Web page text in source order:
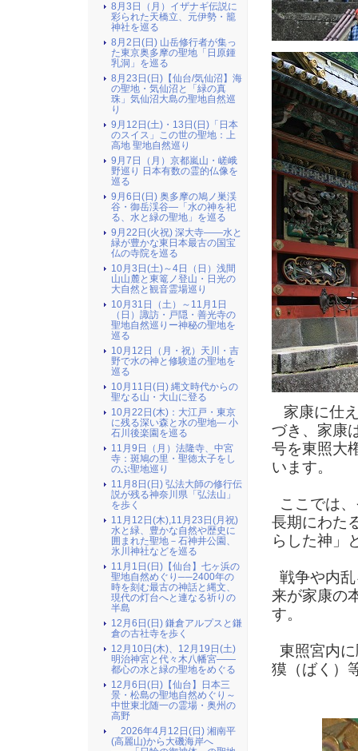
家康に仕
づき、家康
号を東照大
います。
ここでは
長期にわた
らした神」
戦争や内
来が家康の
す。
東照宮内
獏（ばく）
8月3日（月）イザナギ伝説に
彩られた天橋立、元伊勢・籠
神社を巡る
8月2日(日) 山岳修行者が集っ
た東京奥多摩の聖地「日原鍾
乳洞」を巡る
8月23日(日)【仙台/気仙沼】海
の聖地・気仙沼と「緑の真
珠」気仙沼大島の聖地自然巡
り
9月12日(土)・13日(日)「日本
のスイス」この世の聖地：上
高地 聖地自然巡り
9月7日（月）京都嵐山・嵯峨
野巡り 日本有数の霊的仏像を
巡る
9月6日(日) 奥多摩の鳩ノ巣渓
谷・御岳渓谷―「水の神を祀
る、水と緑の聖地」を巡る
9月22日(火祝) 深大寺――水と
緑が豊かな東日本最古の国宝
仏の寺院を巡る
10月3日(土)～4日（日）浅間
山山麓と東篭ノ登山・日光の
大自然と観音霊場巡り
10月31日（土）～11月1日
（日）諏訪・戸隠・善光寺の
聖地自然巡りー神秘の聖地を
巡る
10月12日（月・祝）天川・吉
野で水の神と修験道の聖地を
巡る
10月11日(日) 縄文時代からの
聖なる山・大山に登る
10月22日(木)：大江戸・東京
に残る深い森と水の聖地― 小
石川後楽園を巡る
11月9日（月）法隆寺、中宮
寺：斑鳩の里・聖徳太子をし
のぶ聖地巡り
11月8日(日) 弘法大師の修行伝
説が残る神奈川県「弘法山」
を歩く
11月12日(木),11月23日(月祝)
水と緑、豊かな自然や歴史に
囲まれた聖地－石神井公園、
氷川神社などを巡る
11月1日(日)【仙台】七ヶ浜の
聖地自然めぐり──2400年の
時を刻む最古の神話と縄文、
現代の灯台へと連なる祈りの
半島
12月6日(日) 鎌倉アルプスと鎌
倉の古社寺を歩く
12月10日(木)、12月19日(土)
明治神宮と代々木八幡宮――
都心の水と緑の聖地をめぐる
12月6日(日)【仙台】日本三
景・松島の聖地自然めぐり～
中世東北随一の霊場・奥州の
高野
2026年4月12日(日) 湘南平
(高麗山)から大磯海岸へ